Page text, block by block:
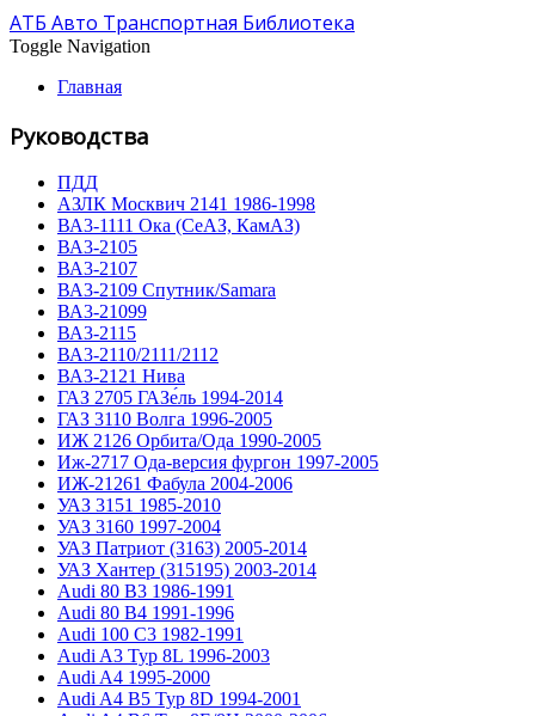
АТБ Авто Транспортная Библиотека
Toggle Navigation
Главная
Руководства
ПДД
АЗЛК Москвич 2141 1986-1998
ВА3-1111 Ока (СеАЗ, КамАЗ)
ВА3-2105
ВА3-2107
ВА3-2109 Спутник/Samara
ВА3-21099
ВА3-2115
ВА3-2110/2111/2112
ВА3-2121 Нива
ГАЗ 2705 ГАЗе́ль 1994-2014
ГАЗ 3110 Волга 1996-2005
ИЖ 2126 Орбита/Ода 1990-2005
Иж-2717 Ода-версия фургон 1997-2005
ИЖ-21261 Фабула 2004-2006
УАЗ 3151 1985-2010
УАЗ 3160 1997-2004
УАЗ Патриот (3163) 2005-2014
УАЗ Хантер (315195) 2003-2014
Audi 80 B3 1986-1991
Audi 80 B4 1991-1996
Audi 100 C3 1982-1991
Audi A3 Typ 8L 1996-2003
Audi A4 1995-2000
Audi A4 B5 Typ 8D 1994-2001